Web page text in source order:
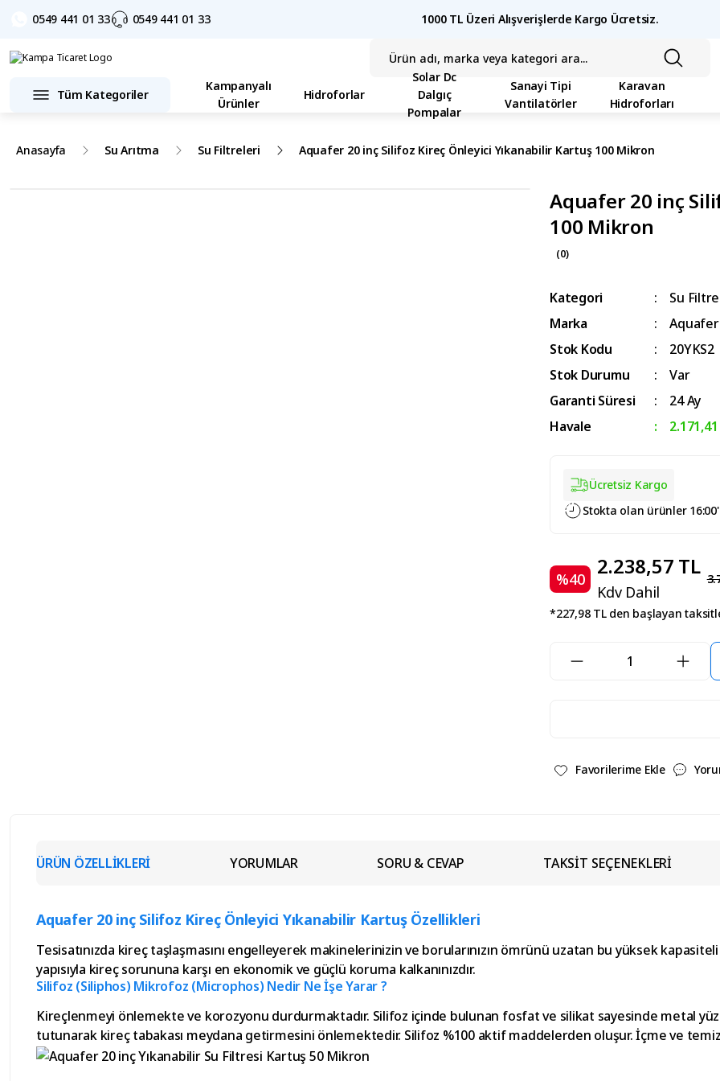
0549 441 01 33 0549 441 01 33 1000 TL Üzeri Alışverişlerde Kargo Ücretsiz.
Tüm Kategoriler
Kampanyalı
Ürünler
Hidroforlar
Solar Dc
Dalgıç
Pompalar
Sanayi Tipi
Vantilatörler
Karavan
Hidroforları
Anasayfa Su Arıtma Su Filtreleri Aquafer 20 inç Silifoz Kireç Önleyici Yıkanabilir Kartuş 100 Mikron
Aquafer 20 inç
100 Mikron
(0)
Kategori
Su
Marka
Aquafer
Stok Kodu
20YKS2
Stok Durumu
Var
Garanti Süresi
24 Ay
Havale
Ücretsiz Kargo
Stokta olan ürünler
%40 2.238,57 TL
Kdv Dahil
*227,98 TL den başlayan
ÜRÜN ÖZELLİKLERİ YORUMLAR SORU & CEVAP TAKSİT SEÇENEKLERİ
Aquafer 20 inç Silifoz Kireç Önleyici Yıkanabilir Kartuş Özellikleri
Tesisatınızda kireç taşlaşmasını engelleyerek makinelerinizin ve borularınızın ömrünü uzatan bu yüksek
yapısıyla kireç sorununa karşı en ekonomik ve güçlü koruma kalkanınızdır.
Silifoz (Siliphos) Mikrofoz (Microphos) Nedir Ne İşe Yarar ?
Kireçlenmeyi önlemekte ve korozyonu durdurmaktadır. Silifoz içinde bulunan fosfat ve silikat sayesinde metal
tutunarak kireç tabakası meydana getirmesini önlemektedir. Silifoz %100 aktif maddelerden oluşur. İçme ve